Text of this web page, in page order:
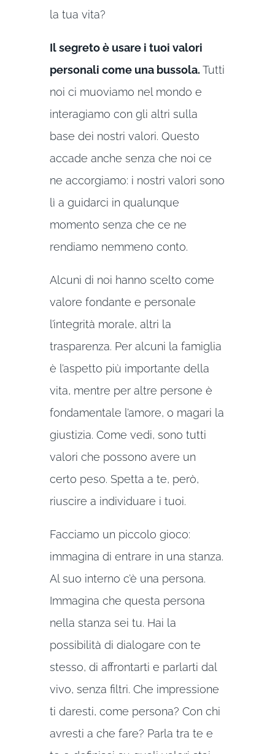
la tua vita?
Il segreto è usare i tuoi valori
personali come una bussola. Tutti
noi ci muoviamo nel mondo e
interagiamo con gli altri sulla
base dei nostri valori. Questo
accade anche senza che noi ce
ne accorgiamo: i nostri valori sono
lì a guidarci in qualunque
momento senza che ce ne
rendiamo nemmeno conto.
Alcuni di noi hanno scelto come
valore fondante e personale
l’integrità morale, altri la
trasparenza. Per alcuni la famiglia
è l’aspetto più importante della
vita, mentre per altre persone è
fondamentale l’amore, o magari la
giustizia. Come vedi, sono tutti
valori che possono avere un
certo peso. Spetta a te, però,
riuscire a individuare i tuoi.
Facciamo un piccolo gioco:
immagina di entrare in una stanza.
Al suo interno c’è una persona.
Immagina che questa persona
nella stanza sei tu. Hai la
possibilità di dialogare con te
stesso, di affrontarti e parlarti dal
vivo, senza filtri. Che impressione
ti daresti, come persona? Con chi
avresti a che fare? Parla tra te e